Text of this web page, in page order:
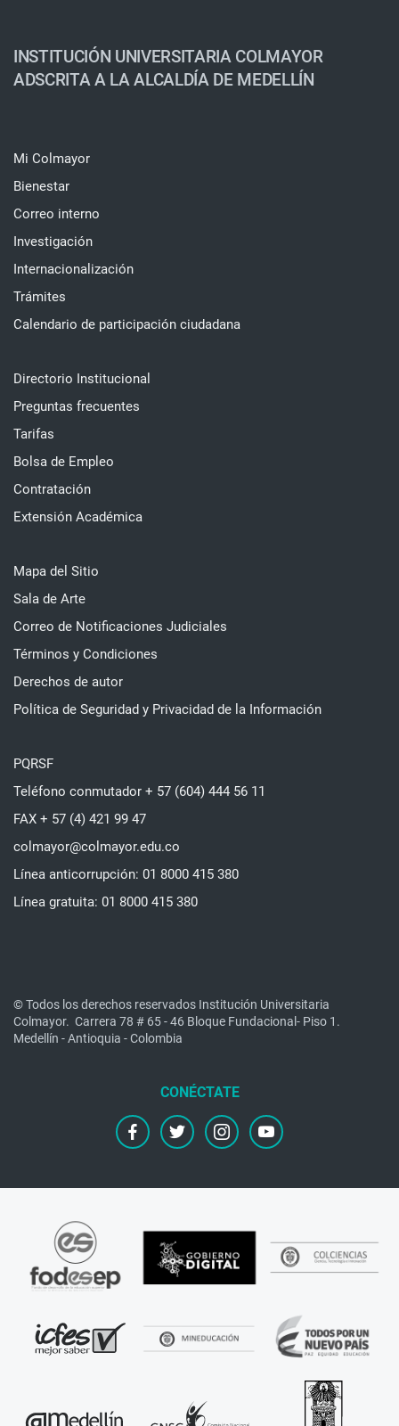
INSTITUCIÓN UNIVERSITARIA COLMAYOR
ADSCRITA A LA ALCALDÍA DE MEDELLÍN
Mi Colmayor
Bienestar
Correo interno
Investigación
Internacionalización
Trámites
Calendario de participación ciudadana
Directorio Institucional
Preguntas frecuentes
Tarifas
Bolsa de Empleo
Contratación
Extensión Académica
Mapa del Sitio
Sala de Arte
Correo de Notificaciones Judiciales
Términos y Condiciones
Derechos de autor
Política de Seguridad y Privacidad de la Información
PQRSF
Teléfono conmutador + 57 (604) 444 56 11
FAX + 57 (4) 421 99 47
colmayor@colmayor.edu.co
Línea anticorrupción: 01 8000 415 380
Línea gratuita: 01 8000 415 380
© Todos los derechos reservados Institución Universitaria
Colmayor. Carrera 78 # 65 - 46 Bloque Fundacional- Piso 1.
Medellín - Antioquia - Colombia